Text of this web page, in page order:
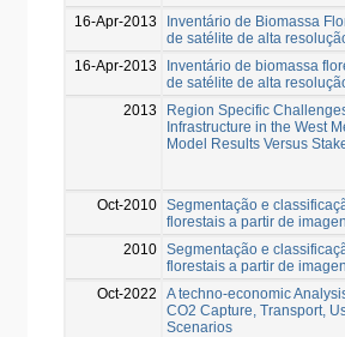
16-Apr-2013
Inventário de Biomassa
de satélite de alta
16-Apr-2013
Inventário de biomassa
de satélite de alta
2013
Region Specific
Infrastructure in the West
Model Results Versus
Oct-2010 Segmentação e
florestais a partir de
2010 Segmentação e
florestais a partir de
Oct-2022
A techno-economic
CO2 Capture, Transport,
Scenarios